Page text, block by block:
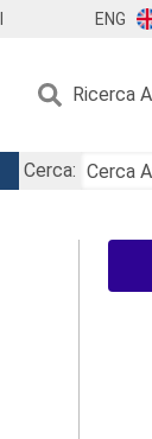
ENG
Ricerca
Cerca: